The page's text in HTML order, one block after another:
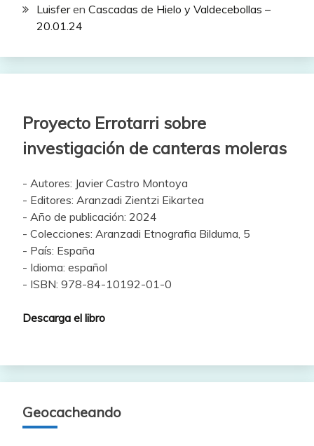
Luisferen Cascadas de Hielo y Valdecebollas –
20.01.24
Proyecto Errotarri sobre
investigación de canteras moleras
- Autores: Javier Castro Montoya
- Editores: Aranzadi Zientzi Eikartea
- Año de publicación: 2024
- Colecciones: Aranzadi Etnografia Bilduma, 5
- País: España
- Idioma: español
- ISBN: 978-84-10192-01-0
Descarga el libro
Geocacheando